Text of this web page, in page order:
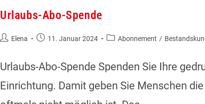
Urlaubs-Abo-Spende
Elena 11. Januar 2024 Abonnement /
Urlaubs-Abo-Spende Spenden Sie Ihre
Einrichtung. Damit geben Sie Menschen